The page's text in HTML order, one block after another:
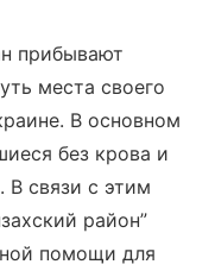
прибывают
места своего
В основном
без крова и
связи с этим
район”
помощи для